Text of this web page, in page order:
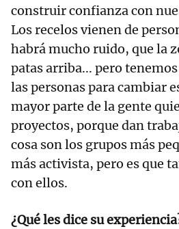
construir confianza con
Los recelos vienen de
habrá mucho ruido, que la
patas arriba... pero
las personas para cambiar
mayor parte de la gente
proyectos, porque dan
cosa son los grupos más
más activista, pero es que
con ellos.
¿Qué les dice su